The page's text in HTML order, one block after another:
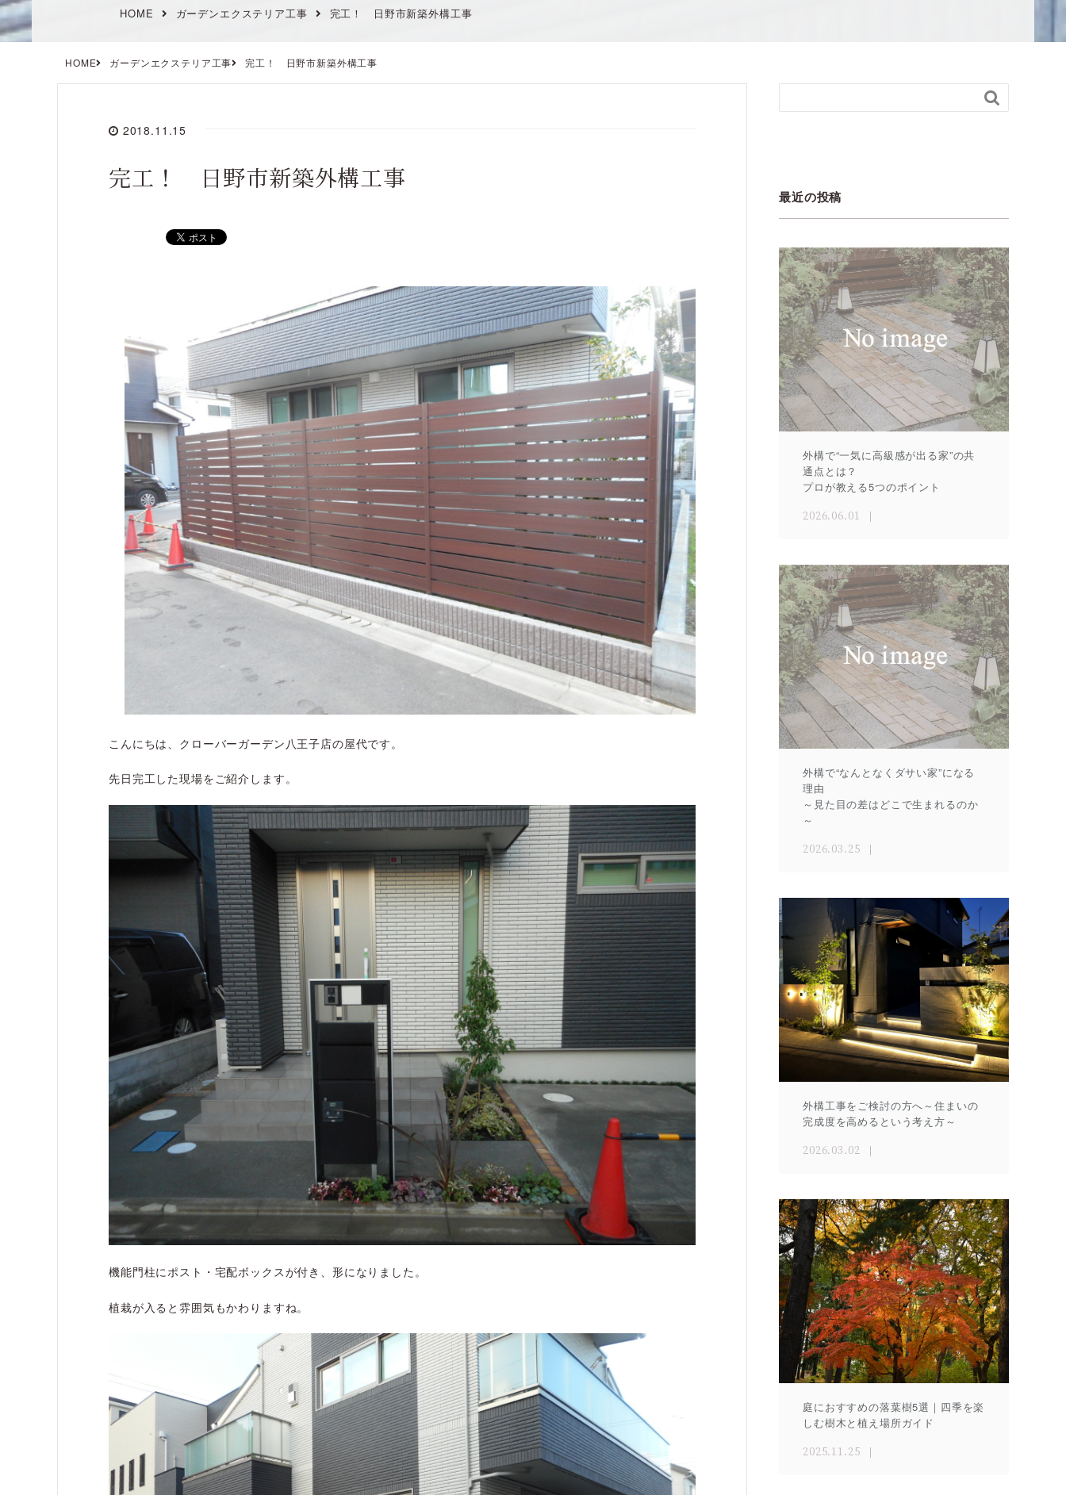
HOME ガーデンエクステリア工事 完工！ 日野市新築外構工事
HOME ガーデンエクステリア工事 完工！ 日野市新築外構工事
2018.11.15
完工！ 日野市新築外構工事
こんにちは、クローバーガーデン八王子店の屋代です。
先日完工した現場をご紹介します。
機能門柱にポスト・宅配ボックスが付き、形になりました。
植栽が入ると雰囲気もかわりますね。

最近の投稿
外構で“一気に高級感が出る家”の共
通点とは？
プロが教える5つのポイント
2026.06.01
外構で“なんとなくダサい家”になる
理由
～見た目の差はどこで生まれるのか
～
2026.03.25
外構工事をご検討の方へ～住まいの
完成度を高めるという考え方～
2026.03.02
庭におすすめの落葉樹5選｜四季を楽
しむ樹木と植え場所ガイド
2025.11.25